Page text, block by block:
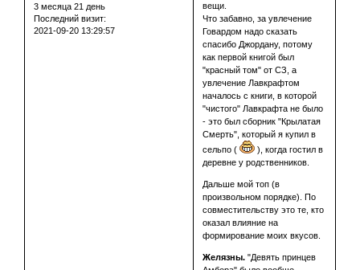
3 месяца 21 день
Последний визит:
2021-09-20 13:29:57
вещи.
Что забавно, за увлечение
Говардом надо сказать
спасибо Джордану, потому
как первой книгой был
"красный том" от СЗ, а
увлечение Лавкрафтом
началось с книги, в которой
"чистого" Лавкрафта не было
- это был сборник "Крылатая
Смерть", который я купил в
сельпо (
), когда гостил в
деревне у родственников.
Дальше мой топ (в
произвольном порядке). По
совместительству это те, кто
оказал влияние на
формирование моих вкусов.
Желязны."Девять принцев